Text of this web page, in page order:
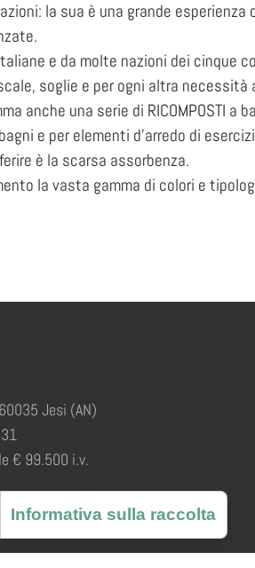
la sua è una grande
e da molte nazioni dei cinque
soglie e per ogni altra
anche una serie di RICOMPOSTI
e per elementi d’arredo di
è la scarsa assorbenza.
la vasta gamma di colori e
Jesi (AN)
€ 99.500 i.v.
Informativa sulla raccolta